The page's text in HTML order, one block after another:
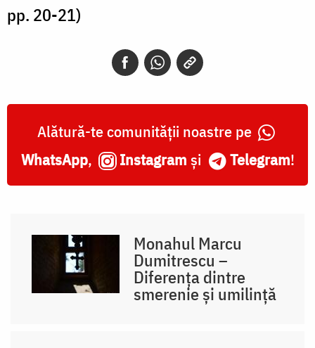
pp. 20-21)
Alătură-te comunității noastre pe
WhatsApp, Instagram și Telegram!
Monahul Marcu
Dumitrescu –
Diferența dintre
smerenie și umilință